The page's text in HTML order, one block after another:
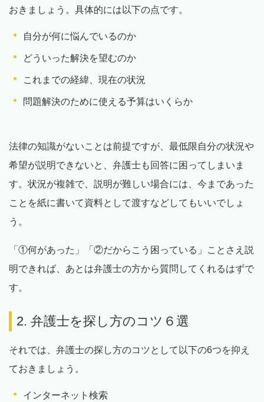
おきましょう。具体的には以下の点です。
自分が何に悩んでいるのか
どういった解決を望むのか
これまでの経緯、現在の状況
問題解決のために使える予算はいくらか
法律の知識がないことは前提ですが、最低限自分の状況や
希望が説明できないと、弁護士も回答に困ってしまいま
す。状況が複雑で、説明が難しい場合には、今まであった
ことを紙に書いて資料として渡すなどしてもいいでしょ
う。
「①何があった」「②だからこう困っている」ことさえ説
明できれば、あとは弁護士の方から質問してくれるはずで
す。
2. 弁護士を探し方のコツ６選
それでは、弁護士の探し方のコツとして以下の6つを抑え
ておきましょう。
インターネット検索